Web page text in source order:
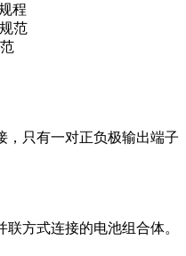
程
范
，只有一对正负极输出端子
方式连接的电池组合体。